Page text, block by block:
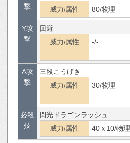
撃
威力/属性
80/物理
Y攻
撃
回避
威力/属性
-/-
A攻
撃
三段こうげき
威力/属性
30/物理
必殺
技
閃光ドラゴンラッシュ
威力/属性
40ｘ10/物理